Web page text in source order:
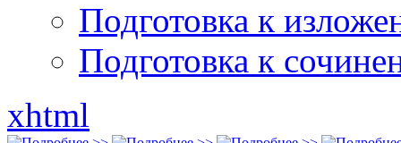
Подготовка к
Подготовка к
xhtml